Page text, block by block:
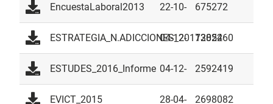
2016
EncuestaLaboral2013 22-10-
2015
675272
ESTRATEGIA_N.ADICCIONES_20172024
04-12-
2018
1385260
ESTUDES_2016_Informe 04-12-
2018
2592419
EVICT_2015 28-04- 2698082